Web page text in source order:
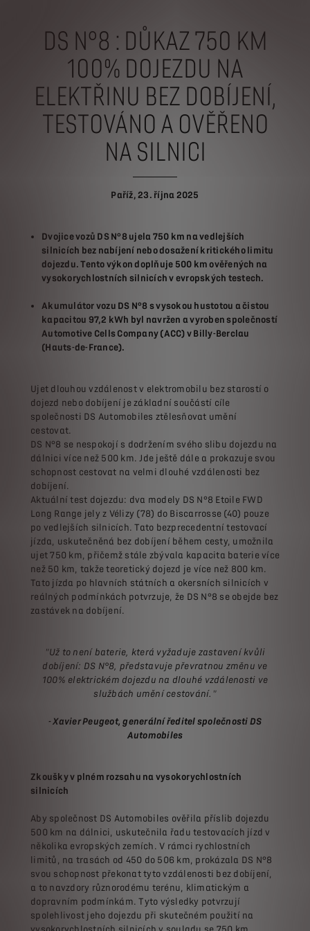
DS N°8 : DŮKAZ 750 KM
100% DOJEZDU NA
ELEKTŘINU BEZ DOBÍJENÍ,
TESTOVÁNO A OVĚŘENO
NA SILNICI
Paříž, 23. října 2025
Dvojice vozů DS N°8 ujela 750 km na vedlejších
silnicích bez nabíjení nebo dosažení kritického limitu
dojezdu. Tento výkon doplňuje 500 km ověřených na
vysokorychlostních silnicích v evropských testech.
Akumulátor vozu DS N°8 s vysokou hustotou a čistou
kapacitou 97,2 kWh byl navržen a vyroben společností
Automotive Cells Company (ACC) v Billy-Berclau
(Hauts-de-France).
Ujet dlouhou vzdálenost v elektromobilu bez starostí o
dojezd nebo dobíjení je základní součástí cíle
společnosti DS Automobiles ztělesňovat umění
cestovat.
DS N°8 se nespokojí s dodržením svého slibu dojezdu na
dálnici více než 500 km. Jde ještě dále a prokazuje svou
schopnost cestovat na velmi dlouhé vzdálenosti bez
dobíjení.
Aktuální test dojezdu: dva modely DS N°8 Etoile FWD
Long Range jely z Vélizy (78) do Biscarrosse (40) pouze
po vedlejších silnicích. Tato bezprecedentní testovací
jízda, uskutečněná bez dobíjení během cesty, umožnila
ujet 750 km, přičemž stále zbývala kapacita baterie více
než 50 km, takže teoretický dojezd je více než 800 km.
Tato jízda po hlavních státních a okersních silnicích v
reálných podmínkách potvrzuje, že DS N°8 se obejde bez
zastávek na dobíjení.
"Už to není baterie, která vyžaduje zastavení kvůli
dobíjení: DS N°8, představuje převratnou změnu ve
100% elektrickém dojezdu na dlouhé vzdálenosti ve
službách umění cestování."
- Xavier Peugeot, generální ředitel společnosti DS
Automobiles
Zkoušky v plném rozsahu na vysokorychlostních
silnicích
Aby společnost DS Automobiles ověřila příslib dojezdu
500 km na dálnici, uskutečnila řadu testovacích jízd v
několika evropských zemích. V rámci rychlostních
limitů, na trasách od 450 do 506 km, prokázala DS N°8
svou schopnost překonat tyto vzdálenosti bez dobíjení,
a to navzdory různorodému terénu, klimatickým a
dopravním podmínkám. Tyto výsledky potvrzují
spolehlivost jeho dojezdu při skutečném použití na